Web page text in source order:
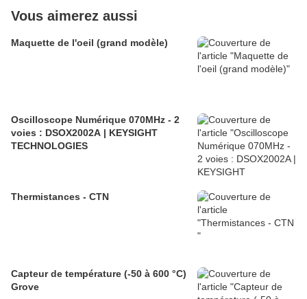
Vous aimerez aussi
Maquette de l'oeil (grand modèle)
Oscilloscope Numérique 070MHz - 2
voies : DSOX2002A | KEYSIGHT
TECHNOLOGIES
Thermistances - CTN
Capteur de température (-50 à 600 °C)
Grove